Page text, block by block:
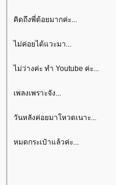
คิดถึงพี่ต้อยมากค่ะ...
ไม่ค่อยได้แวะมา...
ไม่ว่างค่ะ ทำ Youtube ค่ะ...
เพลงเพราะจัง...
วันหลังค่อยมาโหวตเนาะ...
หมดกระเป๋าแล้วค่ะ...